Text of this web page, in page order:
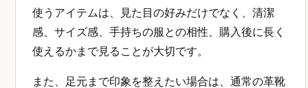
使うアイテムは、見た目の好みだけでなく、清潔
感、サイズ感、手持ちの服との相性、購入後に長く
使えるかまで見ることが大切です。
また、足元まで印象を整えたい場合は、通常の革靴